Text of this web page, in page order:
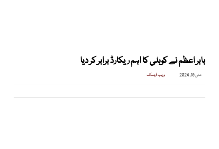
بابر اعظم نے کوہلی کا اہم ریکارڈ برابر کر دیا
مئی 10, 2024 ویب ڈیسک